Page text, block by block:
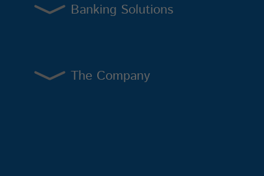
Banking Solutions
The Company